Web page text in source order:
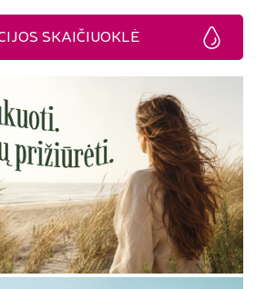
SKAIČIUOKLĖ